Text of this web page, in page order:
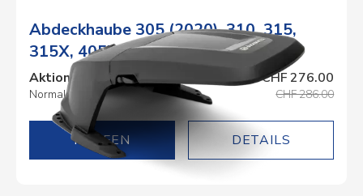
Abdeckhaube 305 (2020), 310, 315,
315X, 405X, 415X
Aktionspreis CHF 276.00
Normalpreis CHF 286.00
DETAILS